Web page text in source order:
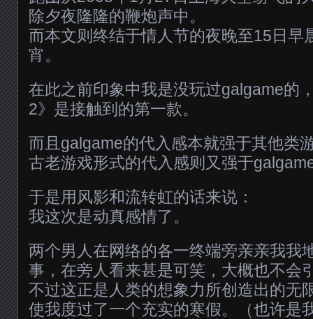
除夕夜隆隆的鞭炮声中。
而本文则终结于情人节的夜晚至15日早
宵。
在此之前印象中我是没玩过galgame的
2》是接触到的第一款。
而且galgame的代入感本就强于其他类
古老游戏形式的代入感则又强于
于是用风影和流转虹的话来说：
我这次是动真感情了。
两个男人在网络的各一终端旁亲亲我我
事，在旁人看来甚是可笑，大概也不会
不过这正是人类的想象力所创造出的无
使我度过了一个充实的寒假。（也许是